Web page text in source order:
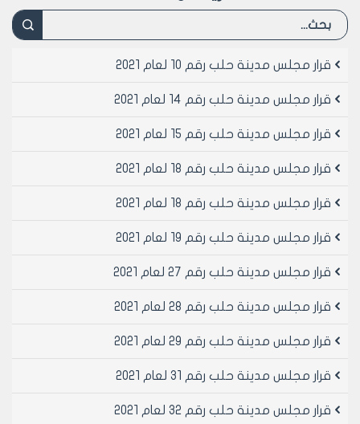
- يتقدم طالب الترخيص بإضبارة تشتمل:
2. تقرير فني يثبت سلامة البناء وتحمله لأوزان السيارات
مصدق من نقابة المهندسين.
الهندسية وفي حال ترخيص صالة عرض السيارات مع ترخيص
العرض في الطابق الأرضي.
- قبول الترخيص المؤقت وعدم مطالبة الإدارة بأي تعويض
المدة المحددة له حسب رغبة الإدارة.
- تجديد الترخيص كل سنتين وذلك بدفع الرسوم المترتبة
‌ج. يخصص المحل حصراً لعرض السيارات الحديثة الخاصة بالوكالة
‌د. يمنع مزاولة أي مهنة أو نشاط آخر ضمن المحل مهما كان
إشغال الرصيف أو الشارع بـ (عرض السيارات أو وضع مصاطب أو
معدنية مؤقتة (متحركة).
قرار مجلس مدينة حلب رقم 10 لعام 2021
قرار مجلس مدينة حلب رقم 14 لعام 2021
قرار مجلس مدينة حلب رقم 15 لعام 2021
قرار مجلس مدينة حلب رقم 18 لعام 2021
قرار مجلس مدينة حلب رقم 18 لعام 2021
قرار مجلس مدينة حلب رقم 19 لعام 2021
قرار مجلس مدينة حلب رقم 27 لعام 2021
قرار مجلس مدينة حلب رقم 28 لعام 2021
قرار مجلس مدينة حلب رقم 29 لعام 2021
قرار مجلس مدينة حلب رقم 31 لعام 2021
قرار مجلس مدينة حلب رقم 32 لعام 2021